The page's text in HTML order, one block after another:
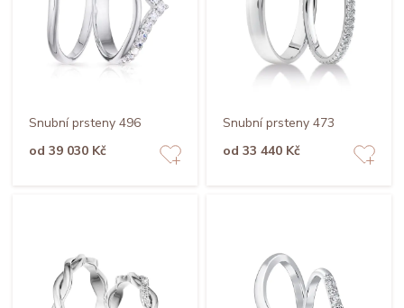
Snubní prsteny 496
od 39 030 Kč
Snubní prsteny 473
od 33 440 Kč